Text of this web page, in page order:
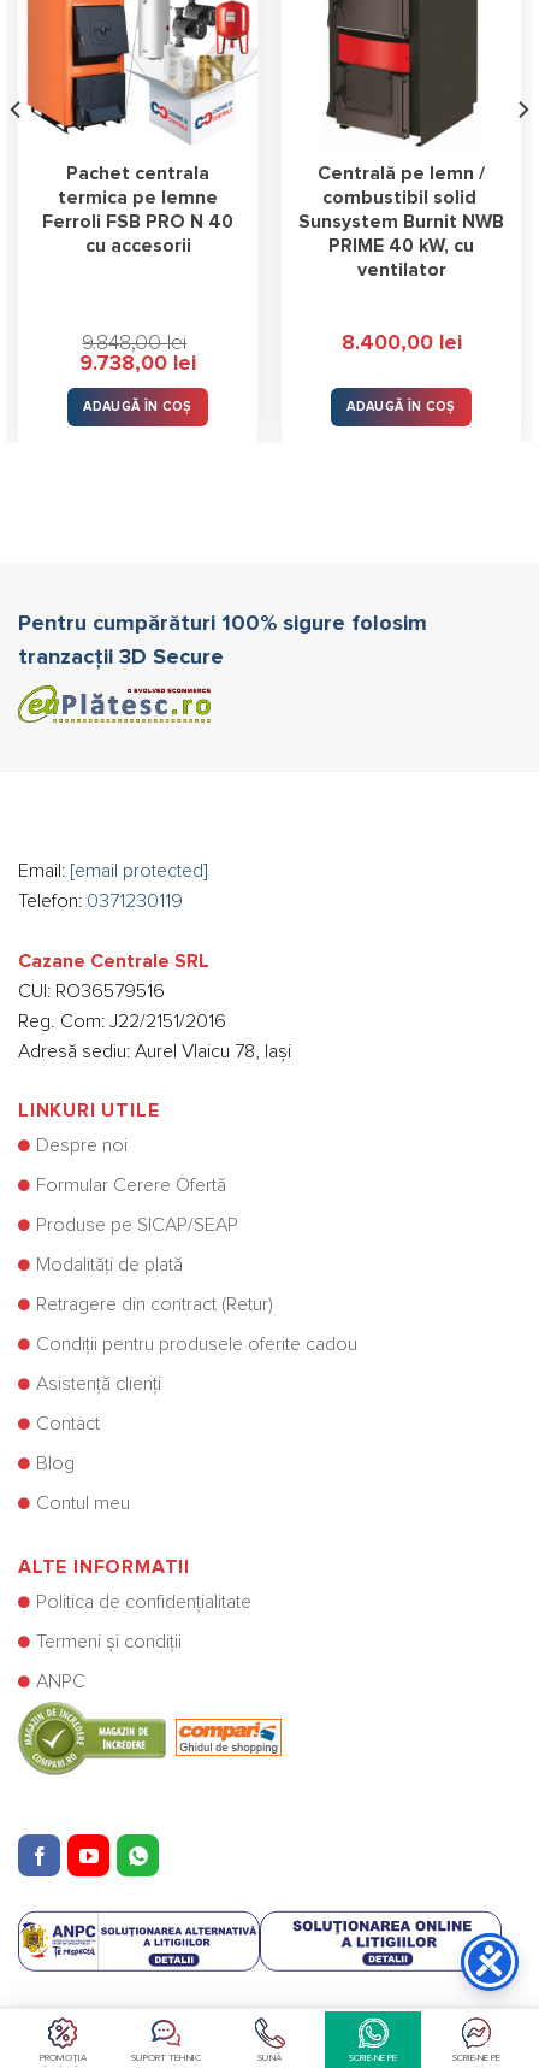
Pachet centrala
termica pe lemne
Ferroli FSB PRO N 40
cu accesorii
9.848,00lei
Prețul
a
fost:
9.848,00 lei.
9.738,00 leiPrețul
este:
ADAUGĂ ÎN COȘ
Centrală pe lemn /
combustibil solid ​
Sunsystem Burnit NWB
PRIME 40 kW, cu
ventilator
8.400,00 lei
ADAUGĂ ÎN COȘ
Pentru cumpărături 100% sigure folosim
tranzacții 3D Secure
Email: [email protected]
Telefon: 0371230119
Cazane Centrale SRL
CUI: RO36579516
Reg. Com: J22/2151/2016
Adresă sediu: Aurel Vlaicu 78, Iași
LINKURI UTILE
Despre noi
Formular Cerere Ofertă
Produse pe SICAP/SEAP
Modalități de plată
Retragere din contract (Retur)
Condiții pentru produsele oferite cadou
Asistență clienți
Contact
Blog
Contul meu
ALTE INFORMATII
Politica de confidențialitate
Termeni și condiții
ANPC
PROMOȚIA
SUPORT TEHNIC
SUNĂ
SCRIE-NE PE
SCRIE-NE PE
Copyright © Cazane Centrale SRL 2025